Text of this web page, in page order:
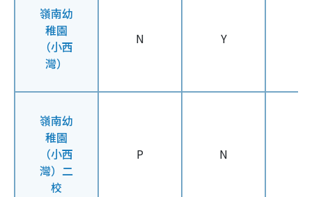
嶺南幼
稚園
（小西
灣）
N Y
嶺南幼
稚園
（小西
灣）二
校
P N